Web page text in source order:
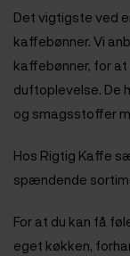
Det vigtigste ved
kaffebønner. Vi
kaffebønner, for
duftoplevelse. De
og smagsstoffer
Hos Rigtig Kaffe
spændende
For at du kan få
eget køkken,